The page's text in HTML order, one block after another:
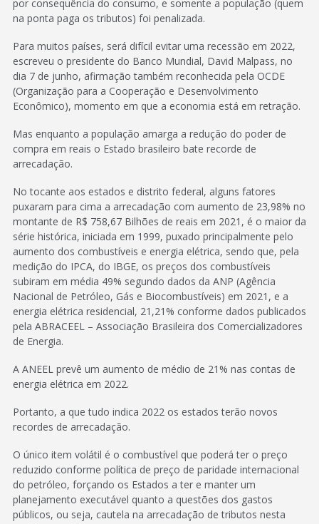
por consequência do consumo, e somente a população (quem
na ponta paga os tributos) foi penalizada.
Para muitos países, será difícil evitar uma recessão em 2022,
escreveu o presidente do Banco Mundial, David Malpass, no
dia 7 de junho, afirmação também reconhecida pela OCDE
(Organização para a Cooperação e Desenvolvimento
Econômico), momento em que a economia está em retração.
Mas enquanto a população amarga a redução do poder de
compra em reais o Estado brasileiro bate recorde de
arrecadação.
No tocante aos estados e distrito federal, alguns fatores
puxaram para cima a arrecadação com aumento de 23,98% no
montante de R$ 758,67 Bilhões de reais em 2021, é o maior da
série histórica, iniciada em 1999, puxado principalmente pelo
aumento dos combustíveis e energia elétrica, sendo que, pela
medição do IPCA, do IBGE, os preços dos combustíveis
subiram em média 49% segundo dados da ANP (Agência
Nacional de Petróleo, Gás e Biocombustíveis) em 2021, e a
energia elétrica residencial, 21,21% conforme dados publicados
pela ABRACEEL – Associação Brasileira dos Comercializadores
de Energia.
A ANEEL prevê um aumento de médio de 21% nas contas de
energia elétrica em 2022.
Portanto, a que tudo indica 2022 os estados terão novos
recordes de arrecadação.
O único item volátil é o combustível que poderá ter o preço
reduzido conforme política de preço de paridade internacional
do petróleo, forçando os Estados a ter e manter um
planejamento executável quanto a questões dos gastos
públicos, ou seja, cautela na arrecadação de tributos nesta